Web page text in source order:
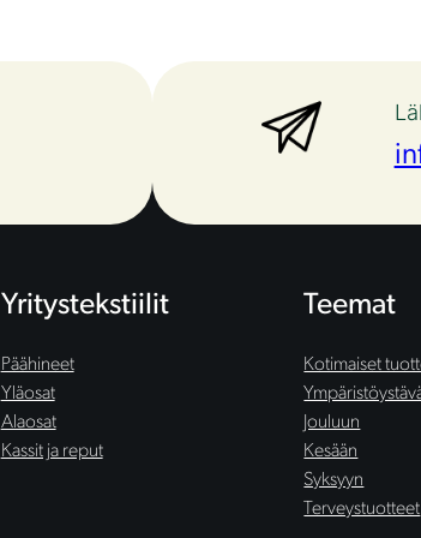
Yritystekstiilit
Päähineet
Yläosat
Alaosat
Kassit ja reput
Teemat
Kotimaiset
Jouluun
Kesään
Syksyyn
Terveystuotteet